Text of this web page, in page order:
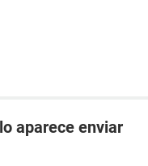
aparece enviar